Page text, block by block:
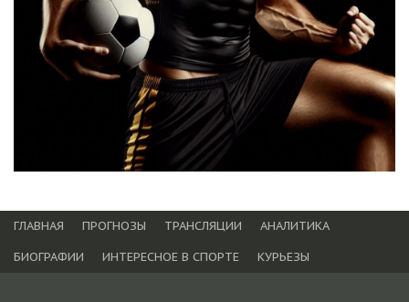
ГЛАВНАЯ ПРОГНОЗЫ ТРАНСЛЯЦИИ
АНАЛИТИКА
БИОГРАФИИ
ИНТЕРЕСНОЕ В СПОРТЕ КУРЬЕЗЫ